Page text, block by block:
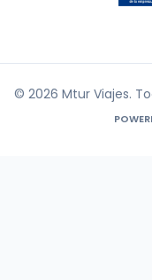
© 2026 Mtur Viajes.